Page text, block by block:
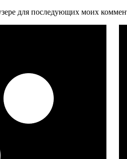
для последующих моих